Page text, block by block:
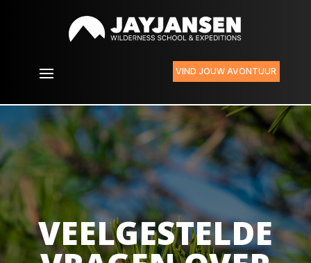
VIND JOUW AVONTUUR
VEELGESTELDE